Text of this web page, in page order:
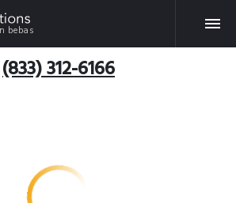
bebas
(833) 312-6166